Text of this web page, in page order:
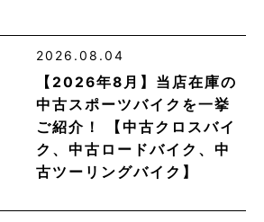
2026.08.04
【2026年8月】当店在庫の
中古スポーツバイクを一挙
ご紹介！ 【中古クロスバイ
ク、中古ロードバイク、中
古ツーリングバイク】